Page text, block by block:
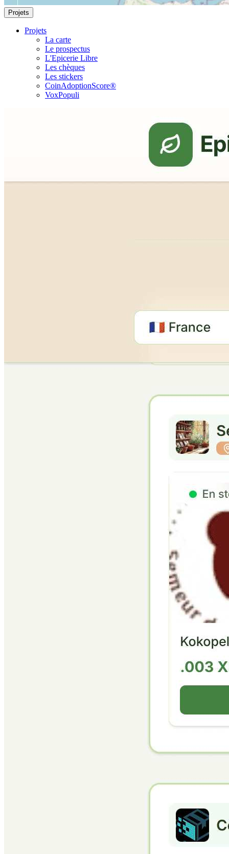
Projets
Projets
La carte
Le prospectus
L'Epicerie Libre
Les chèques
Les stickers
CoinAdoptionScore®
VoxPopuli